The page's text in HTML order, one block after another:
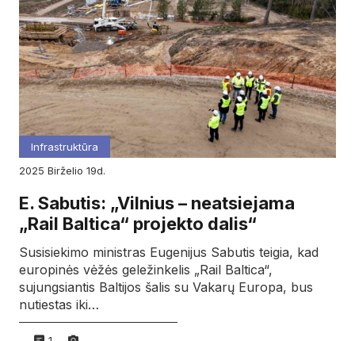
Infrastruktūra
2025
birželio 19d.
E. Sabutis: „Vilnius – neatsiejama
„Rail Baltica“ projekto dalis“
Susisiekimo ministras Eugenijus Sabutis teigia, kad
europinės vėžės geležinkelis „Rail Baltica“,
sujungsiantis Baltijos šalis su Vakarų Europa, bus
nutiestas iki…